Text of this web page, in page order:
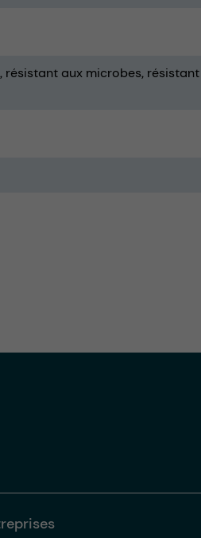
résistant aux microbes résistant